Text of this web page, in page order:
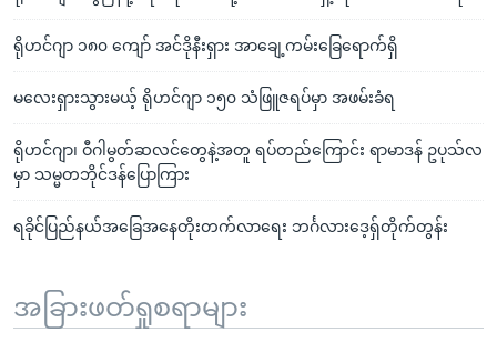
ရိုဟင်ဂျာ ၁၈၀ ကျော် အင်ဒိုနီးရှား အာချေ့ကမ်းခြေရောက်ရှိ
မလေးရှားသွားမယ့် ရိုဟင်ဂျာ ၁၅၀ သံဖြူဇရပ်မှာ အဖမ်းခံရ
ရိုဟင်ဂျာ၊ ဝီဂါမွတ်ဆလင်တွေနဲ့အတူ ရပ်တည်ကြောင်း ရာမာဒန် ဥပုသ်လ
မှာ သမ္မတဘိုင်ဒန်ပြောကြား
ရခိုင်ပြည်နယ်အခြေအနေတိုးတက်လာရေး ဘင်္ဂလားဒေ့ရ်ှတိုက်တွန်း
အခြားဖတ်ရှုစရာများ